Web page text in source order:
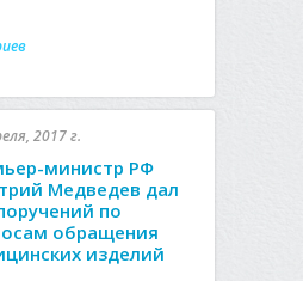
2017 г.
министр РФ
Медведев дал
по
обращения
изделий